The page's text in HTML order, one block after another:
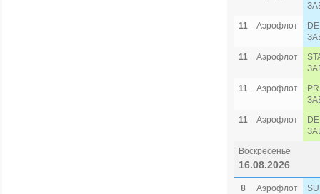
11
Аэрофлот
11
Аэрофлот
11
Аэрофлот
11
Аэрофлот
Воскресенье
16.08.2026
8 Аэрофлот